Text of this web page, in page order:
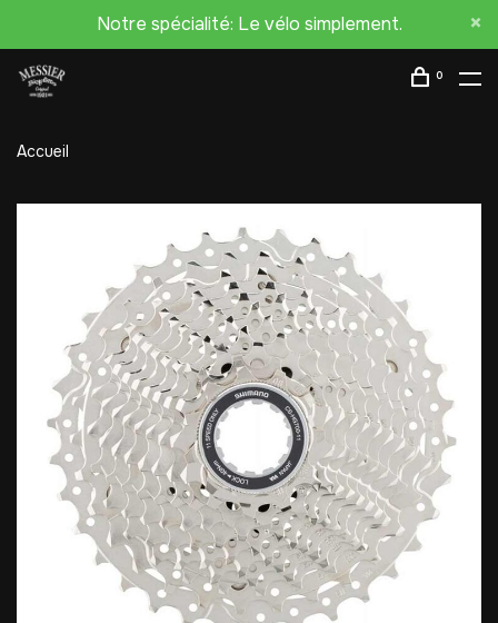
Notre spécialité: Le vélo simplement.
0
Accueil